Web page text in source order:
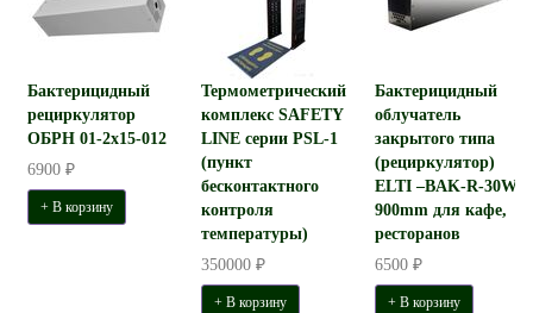
Бактерицидный
рециркулятор
ОБРН 01-2x15-012
6900 ₽
+ В корзину
Термометрический
комплекс SAFETY
LINE серии PSL-1
(пункт
бесконтактного
контроля
температуры)
350000 ₽
+ В корзину
Бактерицидный
облучатель
закрытого типа
(рециркулятор)
ELTI –BAK-R-30W-
900mm для кафе,
ресторанов
6500 ₽
+ В корзину